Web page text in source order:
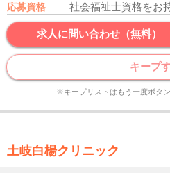
応募資格
求人に問い合わせ（無料）
キープ
※キープリストはもう一度ボタ
土岐白楊クリニック